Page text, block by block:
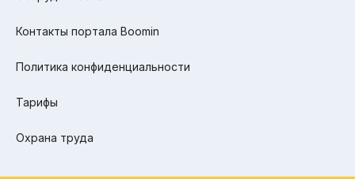
Контакты портала Boomin
Политика конфиденциальности
Тарифы
Охрана труда